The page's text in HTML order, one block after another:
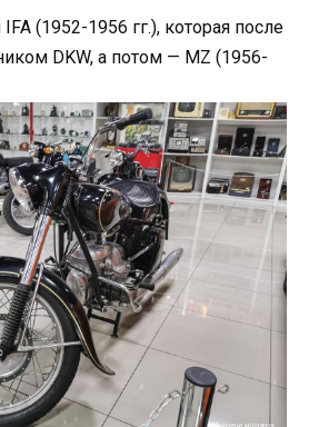
(1952-1956 гг.), которая после
DKW, а потом — MZ (1956-